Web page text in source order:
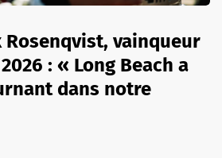
Rosenqvist, vainqueur
: « Long Beach a
dans notre